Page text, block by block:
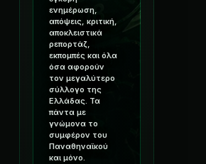
ενημέρωση,
απόψεις, κριτική,
αποκλειστικά
ρεπορτάζ,
εκπομπές και όλα
όσα αφορούν
τον μεγαλύτερο
σύλλογο της
Ελλάδας. Τα
πάντα με
γνώμονα το
συμφέρον του
Παναθηναϊκού
και μόνο.